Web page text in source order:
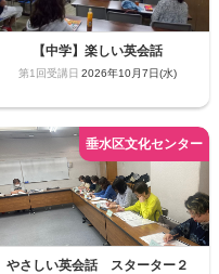
【中学】楽しい英会話
2026年10月7日(水)
やさしい英会話 スターター２